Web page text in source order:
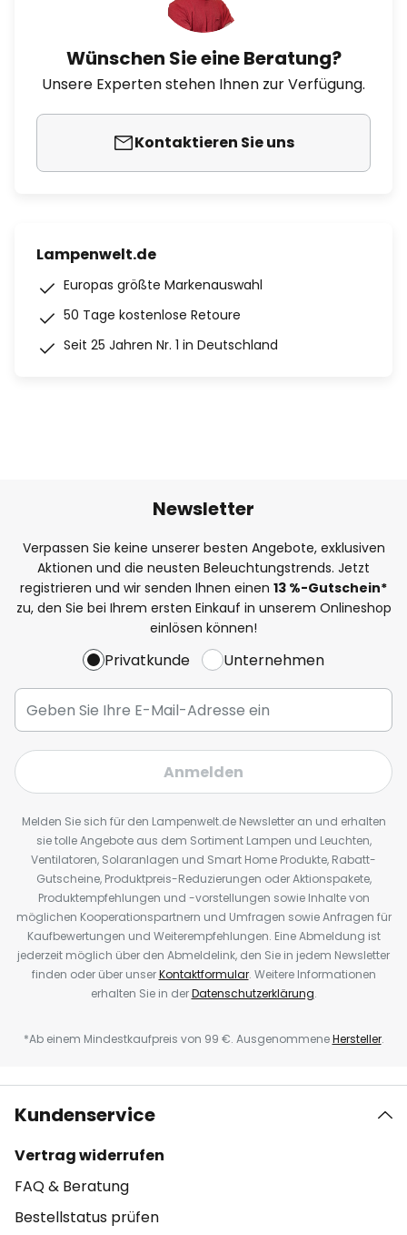
Wünschen Sie eine Beratung?
Unsere Experten stehen Ihnen zur Verfügung.
Kontaktieren Sie uns
Lampenwelt.de
Europas größte Markenauswahl
50 Tage kostenlose Retoure
Seit 25 Jahren Nr. 1 in Deutschland
Newsletter
Verpassen Sie keine unserer besten Angebote, exklusiven
Aktionen und die neusten Beleuchtungstrends. Jetzt
registrieren und wir senden Ihnen einen 13 %-Gutschein*
zu, den Sie bei Ihrem ersten Einkauf in unserem Onlineshop
einlösen können!
Privatkunde Unternehmen
Anmelden
Melden Sie sich für den Lampenwelt.de Newsletter an und erhalten
sie tolle Angebote aus dem Sortiment Lampen und Leuchten,
Ventilatoren, Solaranlagen und Smart Home Produkte, Rabatt-
Gutscheine, Produktpreis-Reduzierungen oder Aktionspakete,
Produktempfehlungen und -vorstellungen sowie Inhalte von
möglichen Kooperationspartnern und Umfragen sowie Anfragen für
Kaufbewertungen und Weiterempfehlungen. Eine Abmeldung ist
jederzeit möglich über den Abmeldelink, den Sie in jedem Newsletter
finden oder über unserKontaktformular. Weitere Informationen
erhalten Sie in derDatenschutzerklärung.
*Ab einem Mindestkaufpreis von 99 €. AusgenommeneHersteller.
Kundenservice
Vertrag widerrufen
FAQ & Beratung
Bestellstatus prüfen